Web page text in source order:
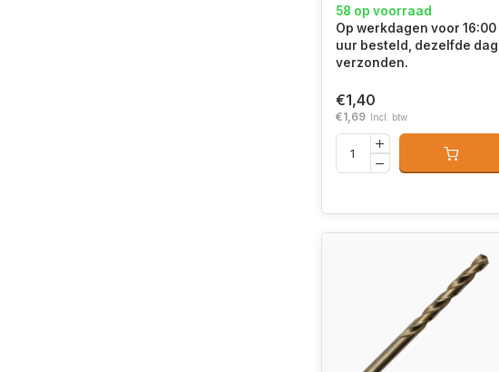
58 op voorraad
Op werkdagen voor 16:00
uur besteld, dezelfde dag
verzonden.
€1,40
€1,69 Incl. btw